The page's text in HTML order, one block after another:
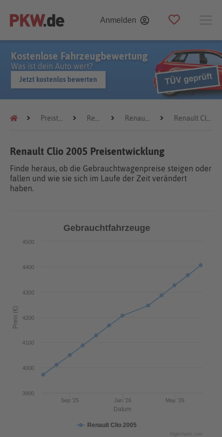
Anmelden
Kostenlose Fahrzeugbewertung
Was ist dein Auto wert?
Jetzt kostenlos bewerten
Preistrends Renault Renault Clio Renault Clio 2005
Renault Clio 2005 Preisentwicklung
Finde heraus, ob die Gebrauchtwagenpreise steigen oder
fallen und wie sie sich im Laufe der Zeit verändert
haben.
Datum
Preis (€)
Gebrauchtfahrzeuge
Renault Clio 2005
Jan '26
Sep '25 May '26
3900
4000
4100
4200
4300
4400
4500
Highcharts.com